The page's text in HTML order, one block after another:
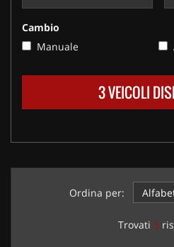
Cambio
Manuale
3 VEICOLI
Ordina per:
Trovati 3